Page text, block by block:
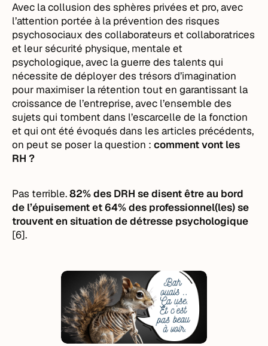
Avec la collusion des sphères privées et pro, avec
l’attention portée à la prévention des risques
psychosociaux des collaborateurs et collaboratrices
et leur sécurité physique, mentale et
psychologique, avec la guerre des talents qui
nécessite de déployer des trésors d’imagination
pour maximiser la rétention tout en garantissant la
croissance de l’entreprise, avec l’ensemble des
sujets qui tombent dans l’escarcelle de la fonction
et qui ont été évoqués dans les articles précédents,
on peut se poser la question :comment vont les
RH ?
Pas terrible.82% des DRH se disent être au bord
de l’épuisement et 64% des professionnel(les) se
trouvent en situation de détresse psychologique
[6].